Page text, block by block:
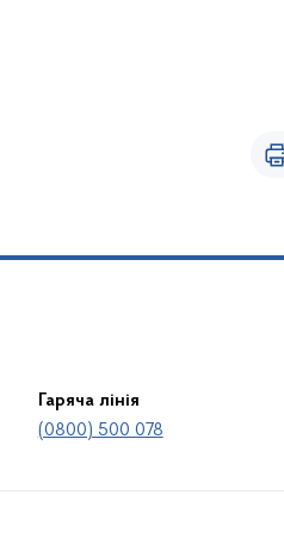
Гаряча лінія
(0800) 500 078